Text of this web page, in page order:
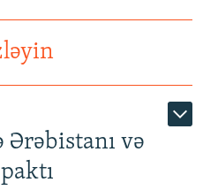
və